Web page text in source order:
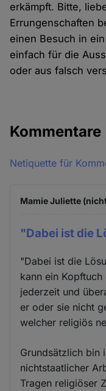
erkämpft. Bitte,
Errungenschaften
einen Besuch in
einfach für die
oder aus falsch
Kommentare
Netiquette für
Mamie Juliette
"Dabei ist die
"Dabei ist die
kann ein
jederzeit und
er oder sie nicht
welcher religiös
Grundsätzlich bin
nichtstaatlicher
Tragen religiöser